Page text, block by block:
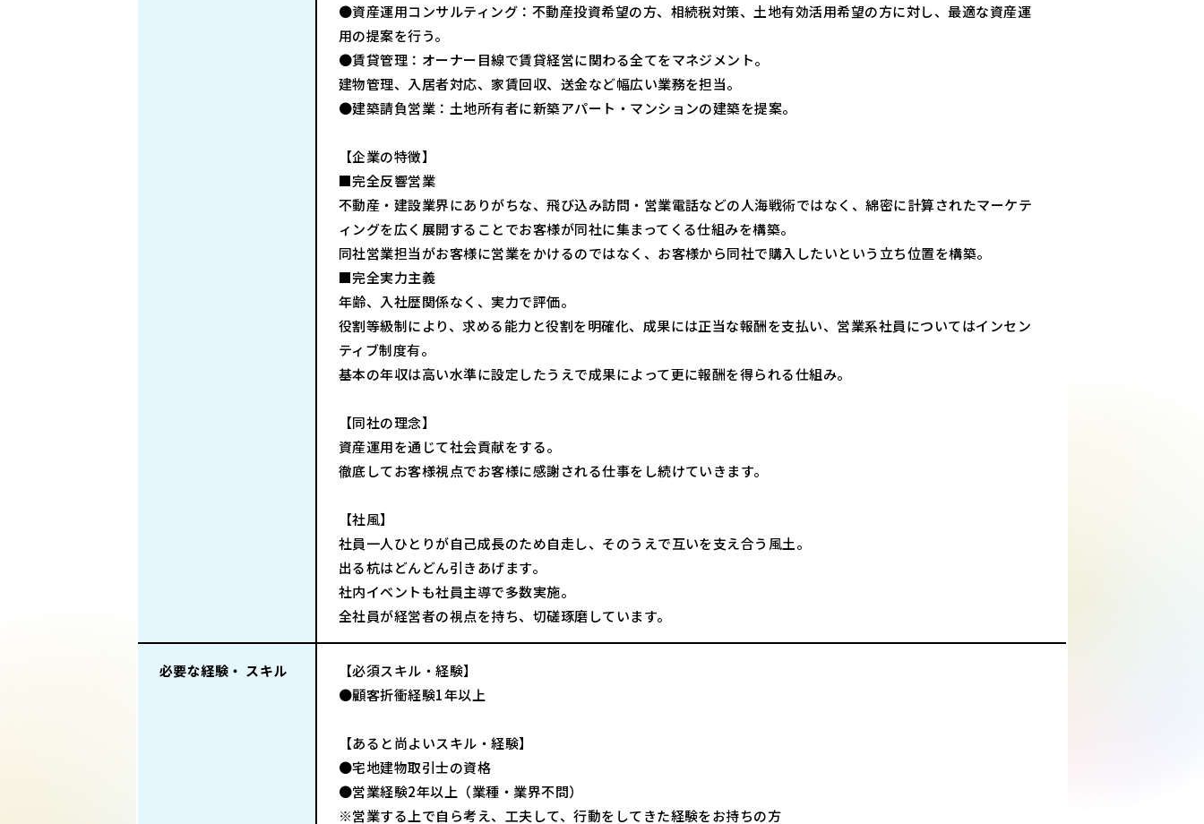
●資産運用コンサルティング：不動産投資希望の方、相続税対策、土地有効活用希望の方に対し、最適な資産運
用の提案を行う。
●賃貸管理：オーナー目線で賃貸経営に関わる全てをマネジメント。
建物管理、入居者対応、家賃回収、送金など幅広い業務を担当。
●建築請負営業：土地所有者に新築アパート・マンションの建築を提案。
【企業の特徴】
■完全反響営業
不動産・建設業界にありがちな、飛び込み訪問・営業電話などの人海戦術ではなく、綿密に計算されたマーケテ
ィングを広く展開することでお客様が同社に集まってくる仕組みを構築。
同社営業担当がお客様に営業をかけるのではなく、お客様から同社で購入したいという立ち位置を構築。
■完全実力主義
年齢、入社歴関係なく、実力で評価。
役割等級制により、求める能力と役割を明確化、成果には正当な報酬を支払い、営業系社員についてはインセン
ティブ制度有。
基本の年収は高い水準に設定したうえで成果によって更に報酬を得られる仕組み。
【同社の理念】
資産運用を通じて社会貢献をする。
徹底してお客様視点でお客様に感謝される仕事をし続けていきます。
【社風】
社員一人ひとりが自己成長のため自走し、そのうえで互いを支え合う風土。
出る杭はどんどん引きあげます。
社内イベントも社員主導で多数実施。
全社員が経営者の視点を持ち、切磋琢磨しています。
必要な経験・ スキル
【必須スキル・経験】
●顧客折衝経験1年以上
【あると尚よいスキル・経験】
●宅地建物取引士の資格
●営業経験2年以上（業種・業界不問）
※営業する上で自ら考え、工夫して、行動をしてきた経験をお持ちの方